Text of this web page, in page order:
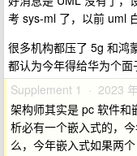
考 sys-ml 了，以前 uml
很多机构都压了 5g 和鸿
都认为今年得给华为个
Supplement 1 · 2023
架构师其实是 pc 软件和
析必有一个嵌入式的，
么，今年嵌入式如果两